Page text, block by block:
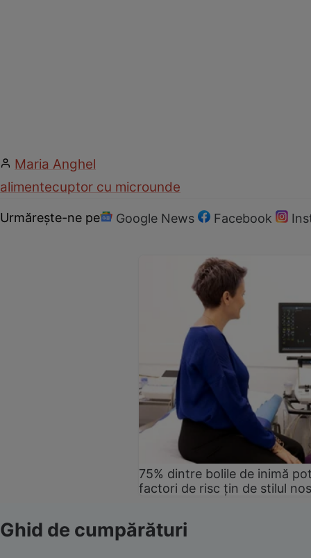
Maria Anghel
alimentecuptor cu microunde
Urmărește-ne pe Google News Facebook
75% dintre bolile de inimă
factori de risc țin de stilul
Ghid de cumpărături